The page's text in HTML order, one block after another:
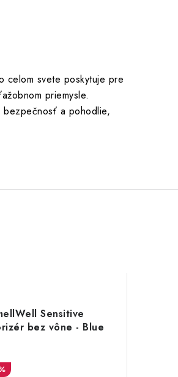
celom svete poskytuje pre
priemysle.
bezpečnosť a pohodlie,
Sensitive
bez vône - Blue